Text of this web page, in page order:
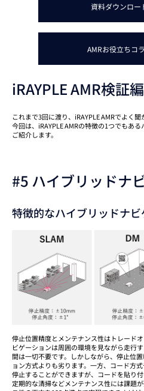
資料ダウンロー
AMRお役立ちコ
iRAYPLE AMR検証
これまで3回に渡り、iRAYPLE AMRでよく
今回は、iRAYPLE AMRの特徴の1つでもあ
ご紹介します。
#5 ハイブリッドナ
特徴的なハイブリッドナ
停止位置精度とメンテナンス性はトレード
ビゲーションは周囲の環境を見ながら走行
間は一切不要です。しかしながら、停止位
ョン方式よりも劣ります。一方、コード方
停止することができますが、コードを貼り
定期的な清掃などメンテナンス性には課題